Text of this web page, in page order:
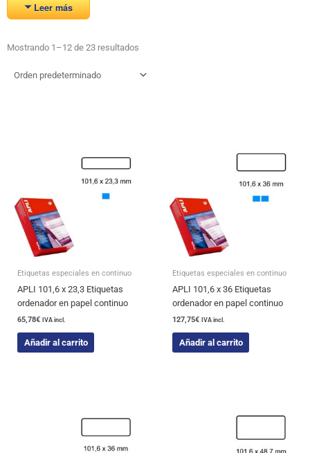
Leer más
Mostrando 1–12 de 23 resultados
Etiquetas especiales en continuo
APLI 101,6 x 23,3 Etiquetas
ordenador en papel continuo
65,78€ IVA incl.
Añadir al carrito
Etiquetas especiales en continuo
APLI 101,6 x 36 Etiquetas
ordenador en papel continuo
127,75€ IVA incl.
Añadir al carrito